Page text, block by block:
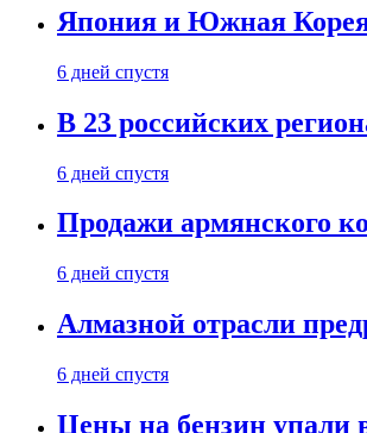
Япония и Южная
6 дней спустя
В 23 российских
6 дней спустя
Продажи армянского
6 дней спустя
Алмазной отрасли
6 дней спустя
Цены на бензин упали